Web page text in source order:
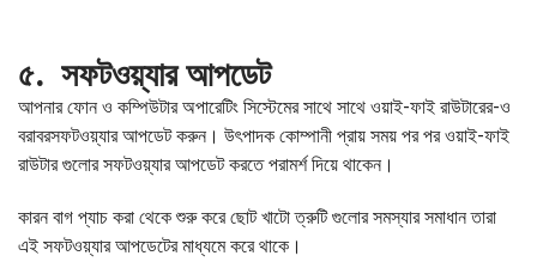
৫. সফটওয়্যার আপডেট
আপনার ফোন ও কম্পিউটার অপারেটিং সিস্টেমের সাথে সাথে ওয়াই-ফাই রাউটারের-ও
বরাবরসফটওয়্যার আপডেট করুন। উৎপাদক কোম্পানী প্রায় সময় পর পর ওয়াই-ফাই
রাউটার গুলোর সফটওয়্যার আপডেট করতে পরামর্শ দিয়ে থাকেন।
কারন বাগ প্যাচ করা থেকে শুরু করে ছোট খাটো ত্রুটি গুলোর সমস্যার সমাধান তারা
এই সফটওয়্যার আপডেটের মাধ্যমে করে থাকে।